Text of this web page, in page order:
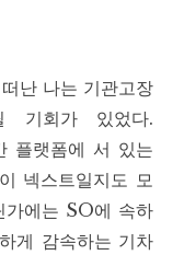
난 나는 기관고장
기회가 있었다.
플랫폼에 서 있는
넥스트일지도 모
가에는 SO에 속하
게 감속하는 기차